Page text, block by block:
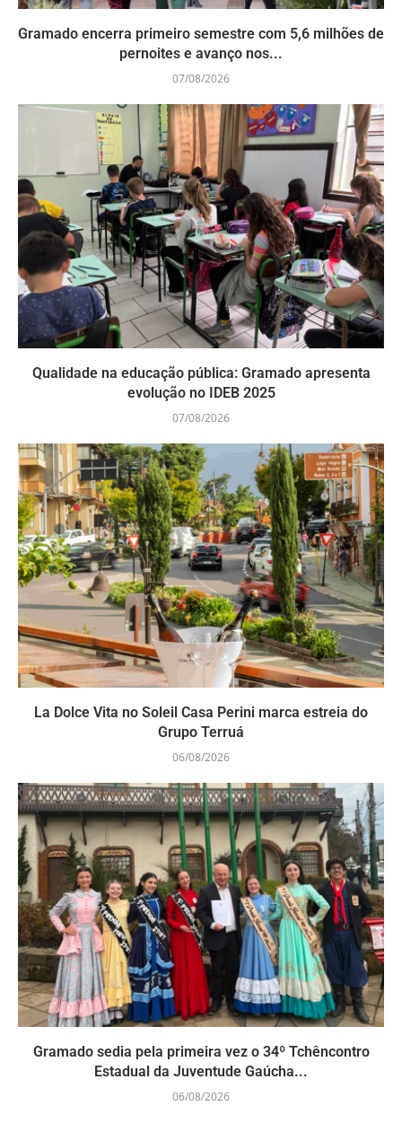
Gramado encerra primeiro semestre com 5,6 milhões de
pernoites e avanço nos...
07/08/2026
Qualidade na educação pública: Gramado apresenta
evolução no IDEB 2025
07/08/2026
La Dolce Vita no Soleil Casa Perini marca estreia do
Grupo Terruá
06/08/2026
Gramado sedia pela primeira vez o 34º Tchêncontro
Estadual da Juventude Gaúcha...
06/08/2026